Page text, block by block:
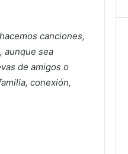
canciones,
aunque sea
de amigos o
conexión,